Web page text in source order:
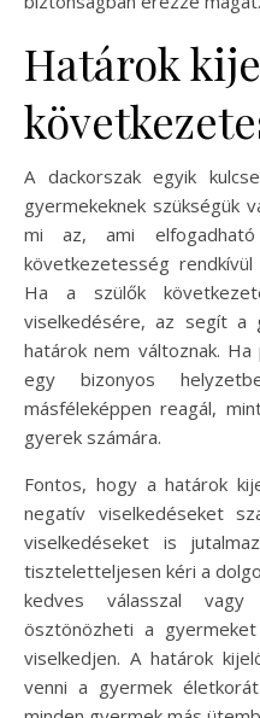
Határok
A dackorszak egyik
gyermekeknek szükségük
mi az, ami
következetesség
Ha a szülők
viselkedésére, az segít a
határok nem változnak.
egy bizonyos
másféleképpen reagál,
gyerek számára.
Fontos, hogy a határok
negatív viselkedéseket
viselkedéseket is
tiszteletteljesen kéri a
kedves válasszal
ösztönözheti a
viselkedjen. A határok
venni a gyermek